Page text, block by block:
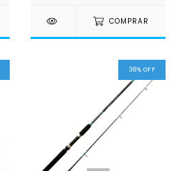
COMPRAR
38% OFF